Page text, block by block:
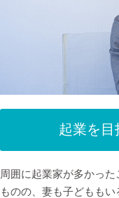
起業を目
周囲に起業家が多かっ
ものの、妻も子どもも